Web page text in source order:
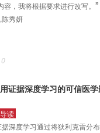
，我将根据要求进行改写。 ”
陈秀妍
0
证据深度学习的可信医
读
据深度学习通过将狄利克雷分